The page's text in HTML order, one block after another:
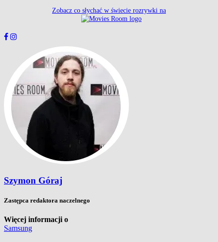
Zobacz co słychać w świecie rozrywki na
Szymon Góraj
Zastępca redaktora naczelnego
Więcej informacji o
Samsung